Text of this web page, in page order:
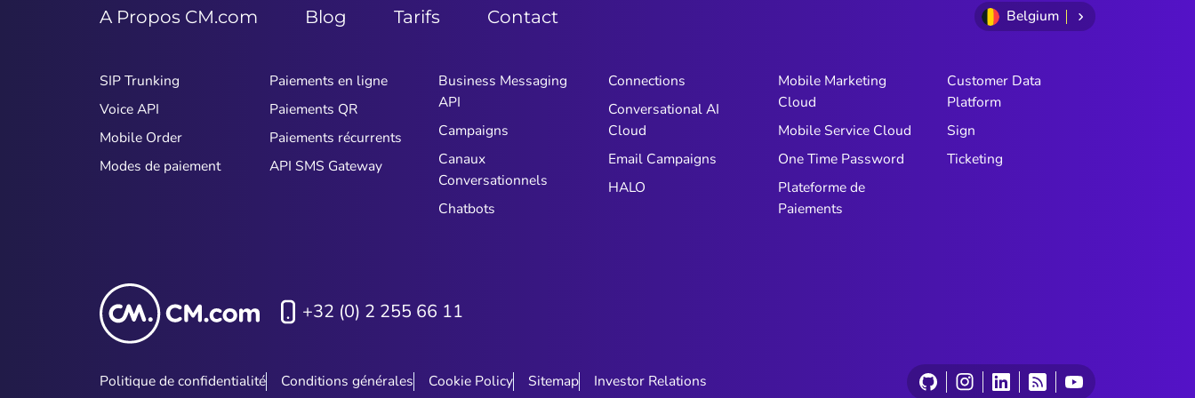
A Propos CM.com
Blog Tarifs Contact Belgium
SIP Trunking
Voice API
Mobile Order
Modes de paiement
Paiements en ligne
Paiements QR
Paiements récurrents
API SMS Gateway
Business Messaging
API
Campaigns
Canaux
Conversationnels
Chatbots
Connections
Conversational AI
Cloud
Email Campaigns
HALO
Mobile Marketing
Cloud
Mobile Service Cloud
One Time Password
Plateforme de
Paiements
Customer Data
Platform
Sign
Ticketing
+32 (0) 2 255 66 11
Politique de confidentialité Conditions générales Cookie Policy Sitemap Investor Relations